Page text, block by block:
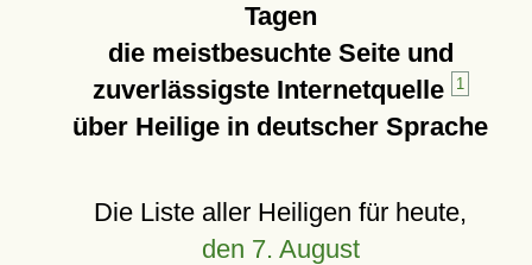
Tagen
die meistbesuchte Seite und
zuverlässigste Internetquelle
1
über Heilige in deutscher Sprache
Die Liste aller Heiligen für heute,
den 7. August